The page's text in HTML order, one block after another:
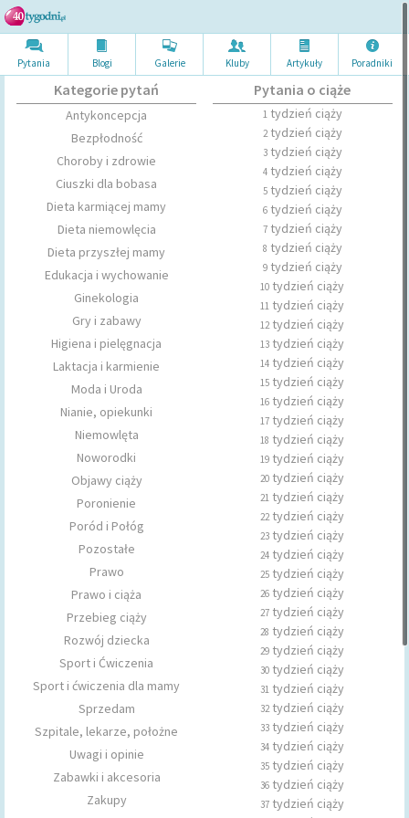
Pytania Blogi Galerie Kluby Artykuły Poradniki
Kategorie pytań
Antykoncepcja
Bezpłodność
Choroby i zdrowie
Ciuszki dla bobasa
Dieta karmiącej mamy
Dieta niemowlęcia
Dieta przyszłej mamy
Edukacja i wychowanie
Ginekologia
Gry i zabawy
Higiena i pielęgnacja
Laktacja i karmienie
Moda i Uroda
Nianie, opiekunki
Niemowlęta
Noworodki
Objawy ciąży
Poronienie
Poród i Połóg
Pozostałe
Prawo
Prawo i ciąża
Przebieg ciąży
Rozwój dziecka
Sport i Ćwiczenia
Sport i ćwiczenia dla mamy
Sprzedam
Szpitale, lekarze, położne
Uwagi i opinie
Zabawki i akcesoria
Zakupy
Pytania o ciąże
1tydzień ciąży
2tydzień ciąży
3tydzień ciąży
4tydzień ciąży
5tydzień ciąży
6tydzień ciąży
7tydzień ciąży
8 tydzień ciąży
9tydzień ciąży
10 tydzień ciąży
11 tydzień ciąży
12tydzień ciąży
13 tydzień ciąży
14 tydzień ciąży
15 tydzień ciąży
16 tydzień ciąży
17 tydzień ciąży
18 tydzień ciąży
19 tydzień ciąży
20 tydzień ciąży
21 tydzień ciąży
22tydzień ciąży
23 tydzień ciąży
24 tydzień ciąży
25 tydzień ciąży
26 tydzień ciąży
27 tydzień ciąży
28 tydzień ciąży
29 tydzień ciąży
30 tydzień ciąży
31 tydzień ciąży
32tydzień ciąży
33 tydzień ciąży
34 tydzień ciąży
35 tydzień ciąży
36 tydzień ciąży
37 tydzień ciąży